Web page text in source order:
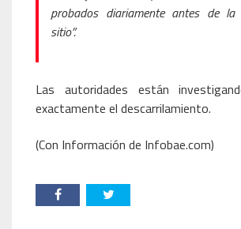
probados diariamente antes de
sitio”.
Las autoridades están
exactamente el descarrilamiento.
(Con Información de Infobae.com)